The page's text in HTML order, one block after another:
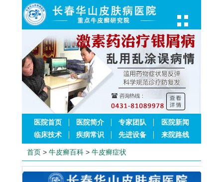
医院首页 医院简介 专家团队
医院新闻
临床技术
疾病常识 先进设备 来院路线
首页 > 牛皮癣百科 > 牛皮癣症状